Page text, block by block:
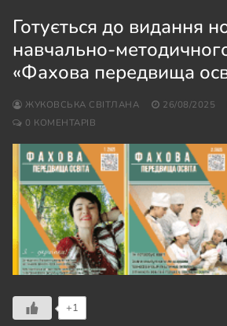
Готується до видання
навчально-
«Фахова передвища
ЖУКОВСЬКА СВІТЛАНА 26/08/2025
0 КОМЕНТАРІВ
+1